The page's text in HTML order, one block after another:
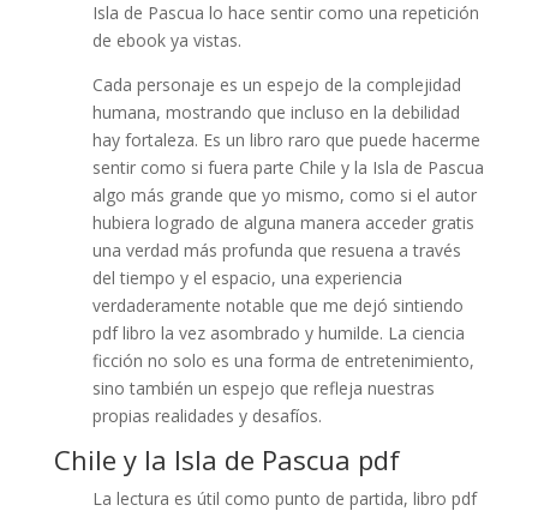
Isla de Pascua lo hace sentir como una repetición
de ebook ya vistas.
Cada personaje es un espejo de la complejidad
humana, mostrando que incluso en la debilidad
hay fortaleza. Es un libro raro que puede hacerme
sentir como si fuera parte Chile y la Isla de Pascua
algo más grande que yo mismo, como si el autor
hubiera logrado de alguna manera acceder gratis
una verdad más profunda que resuena a través
del tiempo y el espacio, una experiencia
verdaderamente notable que me dejó sintiendo
pdf libro la vez asombrado y humilde. La ciencia
ficción no solo es una forma de entretenimiento,
sino también un espejo que refleja nuestras
propias realidades y desafíos.
Chile y la Isla de Pascua pdf
La lectura es útil como punto de partida, libro pdf